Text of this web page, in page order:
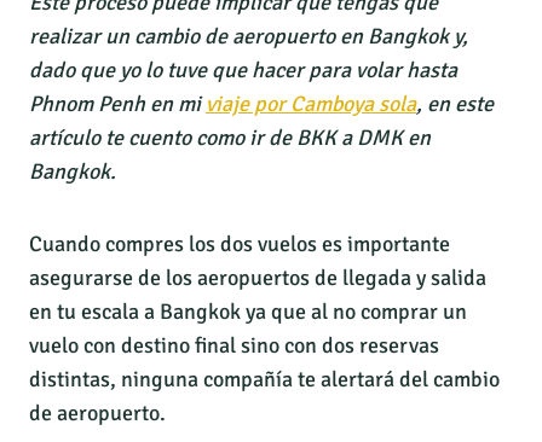
realizar un cambio de aeropuerto en Bangkok y,
dado que yo lo tuve que hacer para volar hasta
Phnom Penh en miviaje por Camboya sola, en este
artículo te cuento como ir de BKK a DMK en
Bangkok.
Cuando compres los dos vuelos es importante
asegurarse de los aeropuertos de llegada y salida
en tu escala a Bangkok ya que al no comprar un
vuelo con destino final sino con dos reservas
distintas, ninguna compañía te alertará del cambio
de aeropuerto.